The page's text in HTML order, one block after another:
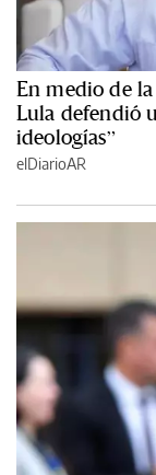
En medio de
Lula defendió
ideologías”
elDiarioAR